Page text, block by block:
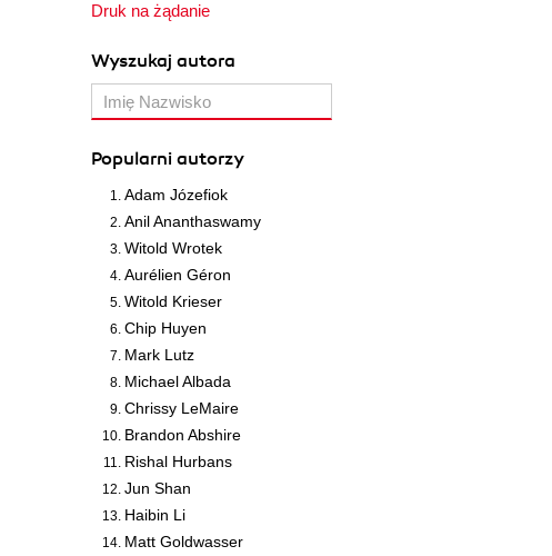
Druk na żądanie
Wyszukaj autora
Popularni autorzy
Adam Józefiok
Anil Ananthaswamy
Witold Wrotek
Aurélien Géron
Witold Krieser
Chip Huyen
Mark Lutz
Michael Albada
Chrissy LeMaire
Brandon Abshire
Rishal Hurbans
Jun Shan
Haibin Li
Matt Goldwasser